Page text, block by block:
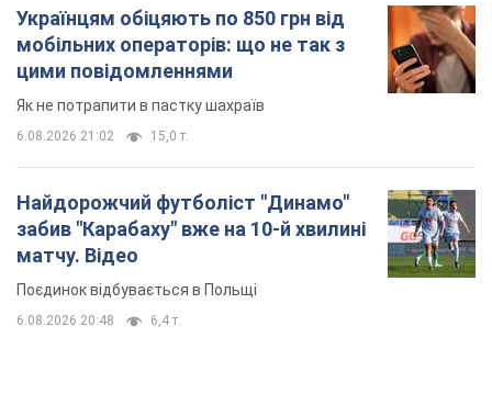
Українцям обіцяють по 850 грн від
мобільних операторів: що не так з
цими повідомленнями
Як не потрапити в пастку шахраїв
6.08.2026 21:02 15,0 т.
Найдорожчий футболіст "Динамо"
забив "Карабаху" вже на 10-й хвилині
матчу. Відео
Поєдинок відбувається в Польщі
6.08.2026 20:48 6,4 т.